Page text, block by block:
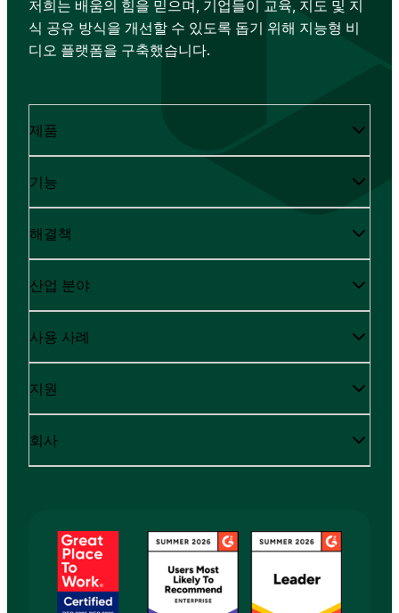
저희는 배움의 힘을 믿으며, 기업들이 교육, 지도 및 지
식 공유 방식을 개선할 수 있도록 돕기 위해 지능형 비
디오 플랫폼을 구축했습니다.
제품
기능
해결책
산업 분야
사용 사례
지원
회사